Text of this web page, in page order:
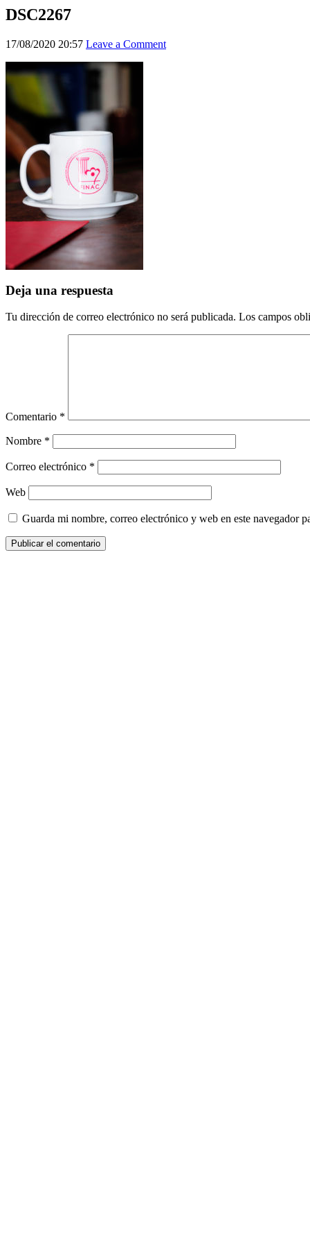
DSC2267
17/08/2020 20:57 Leave a Comment
Deja una respuesta
Tu dirección de correo electrónico no será publicada. Los campos
Comentario *
Nombre *
Correo electrónico *
Web
Guarda mi nombre, correo electrónico y web en este navegador